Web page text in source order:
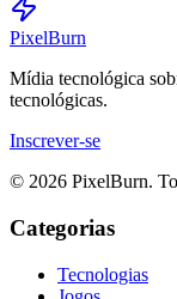
PixelBurn
Mídia tecnológica
tecnológicas.
Inscrever-se
© 2026 PixelBurn.
Categorias
Tecnologias